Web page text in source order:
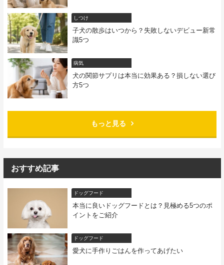
しつけ
子犬の散歩はいつから？失敗しないデビュー新常
識5つ
病気
犬の関節サプリは本当に効果ある？損しない選び
方5つ
もっと見る
おすすめ記事
ドッグフード
本当に良いドッグフードとは？見極める5つのポ
イントをご紹介
ドッグフード
愛犬に手作りごはんを作ってあげたい